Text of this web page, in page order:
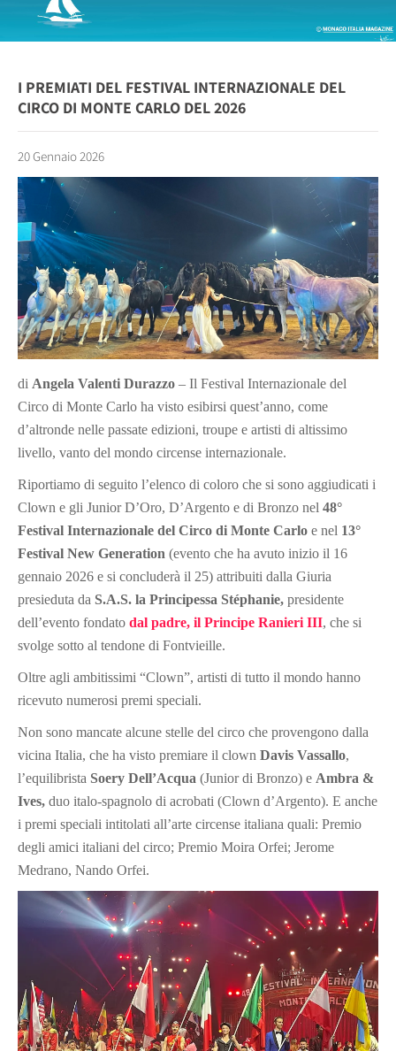
I PREMIATI DEL FESTIVAL INTERNAZIONALE DEL
CIRCO DI MONTE CARLO DEL 2026
20 Gennaio 2026
di Angela Valenti Durazzo – Il Festival Internazionale del
Circo di Monte Carlo ha visto esibirsi quest’anno, come
d’altronde nelle passate edizioni, troupe e artisti di altissimo
livello, vanto del mondo circense internazionale.
Riportiamo di seguito l’elenco di coloro che si sono aggiudicati i
Clown e gli Junior D’Oro, D’Argento e di Bronzo nel 48°
Festival Internazionale del Circo di Monte Carlo e nel 13°
Festival New Generation (evento che ha avuto inizio il 16
gennaio 2026 e si concluderà il 25) attribuiti dalla Giuria
presieduta da S.A.S. la Principessa Stéphanie, presidente
dell’evento fondato dal padre, il Principe Ranieri III, che si
svolge sotto al tendone di Fontvieille.
Oltre agli ambitissimi “Clown”, artisti di tutto il mondo hanno
ricevuto numerosi premi speciali.
Non sono mancate alcune stelle del circo che provengono dalla
vicina Italia, che ha visto premiare il clown Davis Vassallo,
l’equilibrista Soery Dell’Acqua (Junior di Bronzo) e Ambra &
Ives, duo italo-spagnolo di acrobati (Clown d’Argento). E anche
i premi speciali intitolati all’arte circense italiana quali: Premio
degli amici italiani del circo; Premio Moira Orfei; Jerome
Medrano, Nando Orfei.